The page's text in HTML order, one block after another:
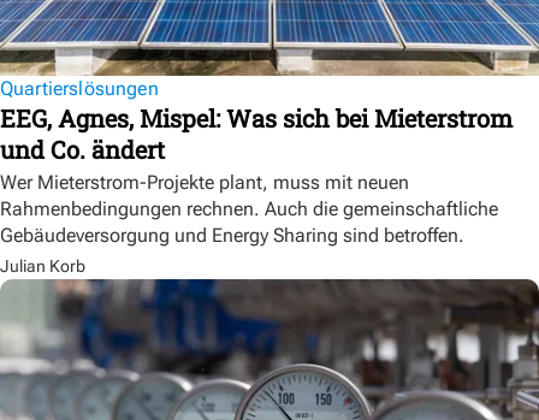
Quartierslösungen
EEG, Agnes, Mispel: Was sich bei Mieterstrom
und Co. ändert
Wer Mieterstrom-Projekte plant, muss mit neuen
Rahmenbedingungen rechnen. Auch die gemeinschaftliche
Gebäudeversorgung und Energy Sharing sind betroffen.
Julian Korb